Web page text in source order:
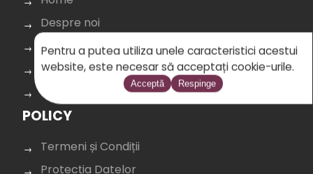
Despre noi
Contact
Blog
Dictionar
POLICY
Termeni și Condiții
Protecția Datelor
Pentru a putea utiliza unele caracteristici acestui
website, este necesar să acceptați cookie-urile.
Acceptă Respinge